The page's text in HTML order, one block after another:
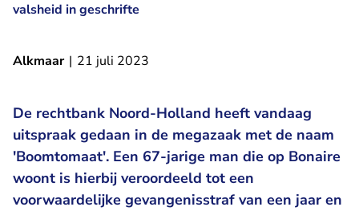
valsheid in geschrifte
Alkmaar | 21 juli 2023
De rechtbank Noord-Holland heeft vandaag
uitspraak gedaan in de megazaak met de naam
'Boomtomaat'. Een 67-jarige man die op Bonaire
woont is hierbij veroordeeld tot een
voorwaardelijke gevangenisstraf van een jaar en